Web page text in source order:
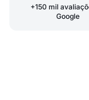
+150 mil
Google